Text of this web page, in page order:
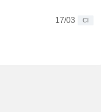
17/03
CI